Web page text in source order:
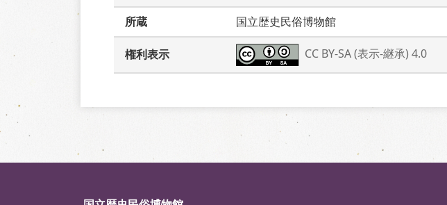
所蔵
国立歴史民俗博物館
権利表示 CC BY-SA (表示-継承) 4.0